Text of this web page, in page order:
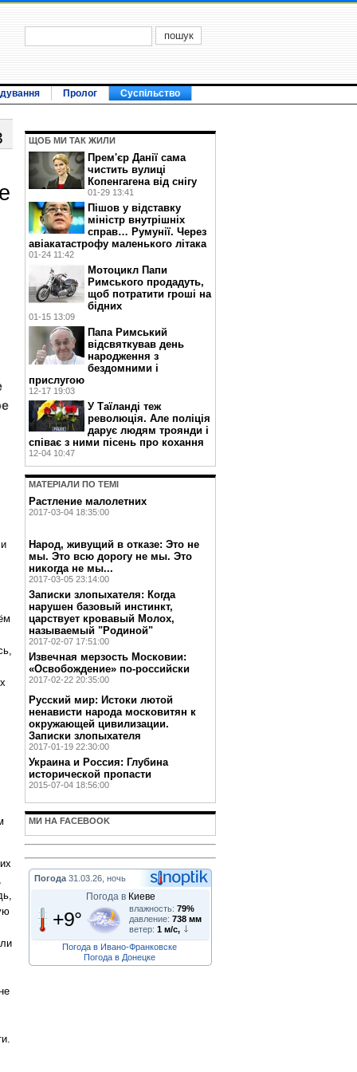
Пролог Суспільство
ЩОБ МИ ТАК ЖИЛИ
Прем'єр Данії сама
чистить вулиці
Копенгагена від снігу
01-29 13:41
Пішов у відставку
міністр внутрішніх
справ… Румунії. Через
авіакатастрофу маленького літака
01-24 11:42
Мотоцикл Папи
Римського продадуть,
щоб потратити гроші на
бідних
01-15 13:09
Папа Римський
відсвяткував день
народження з
бездомними і
прислугою
12-17 19:03
У Таїланді теж
революція. Але поліція
дарує людям троянди і
співає з ними пісень про кохання
12-04 10:47
МАТЕРIАЛИ ПО ТЕМI
Растление малолетних
2017-03-04 18:35:00
Народ, живущий в отказе: Это не
мы. Это всю дорогу не мы. Это
никогда не мы...
2017-03-05 23:14:00
Записки злопыхателя: Когда
нарушен базовый инстинкт,
царствует кровавый Молох,
называемый "Родиной"
2017-02-07 17:51:00
Извечная мерзость Московии:
«Освобождение» по-российски
2017-02-22 20:35:00
Русский мир: Истоки лютой
ненависти народа московитян к
окружающей цивилизации.
Записки злопыхателя
2017-01-19 22:30:00
Украина и Россия: Глубина
исторической пропасти
2015-07-04 18:56:00
МИ НА FACEBOOK
Погода 31.03.26, ночь
Погода в Киеве
+9° влажность: 79%
давление: 738 мм
ветер: 1 м/с,
Погода в Ивано-Франковске
Погода в Донецке